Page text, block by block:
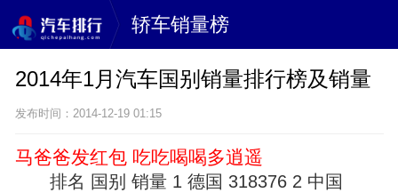
轿车销量榜
2014年1月汽车国别销量排行榜及销量
发布时间：2014-12-19 01:15
马爸爸发红包 吃吃喝喝多逍遥
排名 国别 销量 1 德国 318376 2 中国